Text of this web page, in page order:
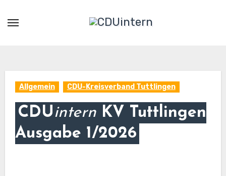
Inhalt
Allgemein CDU-Kreisverband Tuttlingen
CDUinternKV Tuttlingen
Ausgabe 1/2026